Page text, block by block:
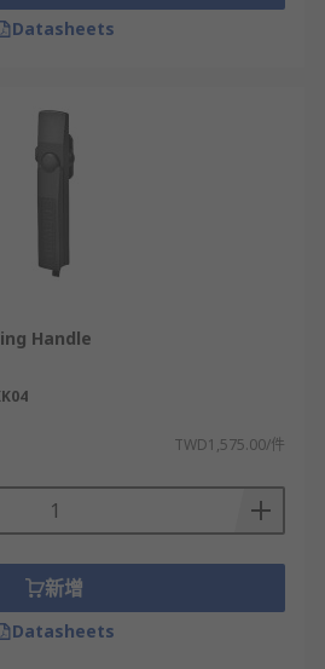
Datasheets
Handle
TWD1,575.00/件
新增
Datasheets